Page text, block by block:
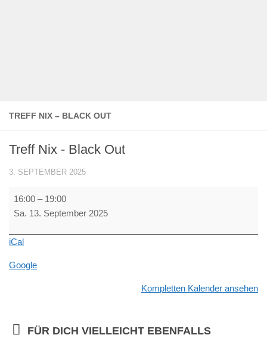
TREFF NIX – BLACK OUT
Treff Nix - Black Out
3. SEPTEMBER 2025
Treff
Nix
Black
16:00 – 19:00
Sa. 13. September 2025
iCal
Google
Kompletten Kalender ansehen
FÜR DICH VIELLEICHT EBENFALLS